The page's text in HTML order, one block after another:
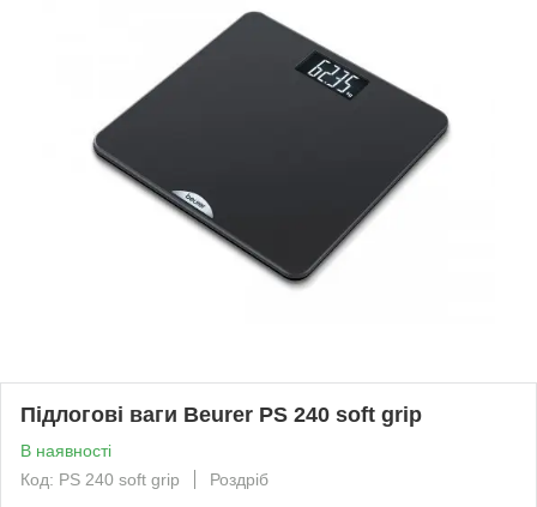
Підлогові ваги Beurer PS 240 soft grip
В наявності
Код: PS 240 soft grip
Роздріб